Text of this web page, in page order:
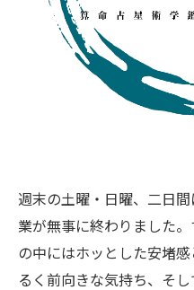
週末の土曜・日曜、二日
業が無事に終わりました
の中にはホッとした安堵
るく前向きな気持ち、そ